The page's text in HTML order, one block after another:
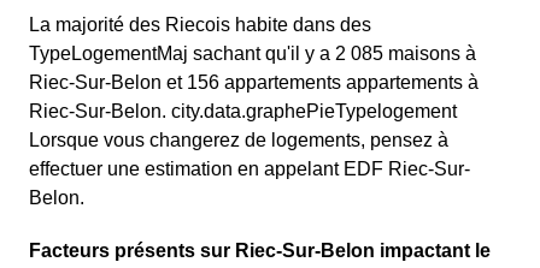
La majorité des Riecois habite dans des
TypeLogementMaj sachant qu'il y a 2 085 maisons à
Riec-Sur-Belon et 156 appartements appartements à
Riec-Sur-Belon. city.data.graphePieTypelogement
Lorsque vous changerez de logements, pensez à
effectuer une estimation en appelant EDF Riec-Sur-
Belon.
Facteurs présents sur Riec-Sur-Belon impactant le